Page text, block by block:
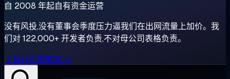
自 2008 年起自有资金运营
没有风投,没有董事会季度压力逼我们在出网流量上加价。我
们对 122,000+ 开发者负责,不对母公司表格负责。
了解我们的故事 →